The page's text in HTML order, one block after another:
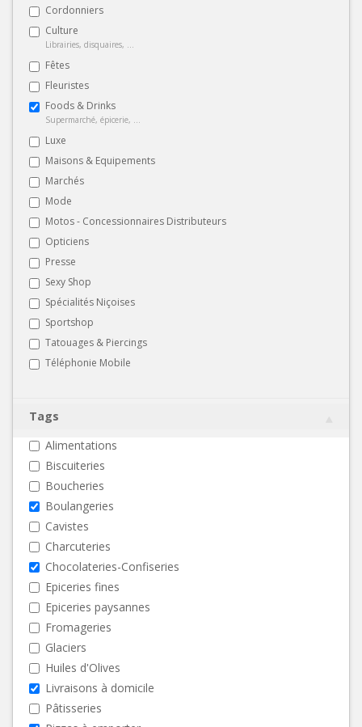
Cordonniers
Culture
Librairies, disquaires, ...
Fêtes
Fleuristes
Foods & Drinks
Supermarché, épicerie, ...
Luxe
Maisons & Equipements
Marchés
Mode
Motos - Concessionnaires Distributeurs
Opticiens
Presse
Sexy Shop
Spécialités Niçoises
Sportshop
Tatouages & Piercings
Téléphonie Mobile
Tags
Alimentations
Biscuiteries
Boucheries
Boulangeries
Cavistes
Charcuteries
Chocolateries-Confiseries
Epiceries fines
Epiceries paysannes
Fromageries
Glaciers
Huiles d'Olives
Livraisons à domicile
Pâtisseries